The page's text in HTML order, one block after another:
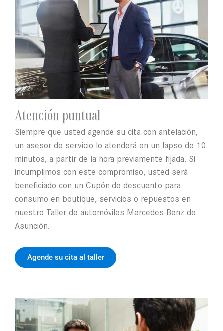
Atención puntual
Siempre que usted agende su cita con antelación,
un asesor de servicio lo atenderá en un lapso de 10
minutos, a partir de la hora previamente fijada. Si
incumplimos con este compromiso, usted será
beneficiado con un Cupón de descuento para
consumo en boutique, servicios o repuestos en
nuestro Taller de automóviles Mercedes-Benz de
Asunción.
Agende su cita al taller